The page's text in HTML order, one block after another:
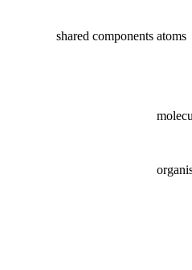
shared components atoms